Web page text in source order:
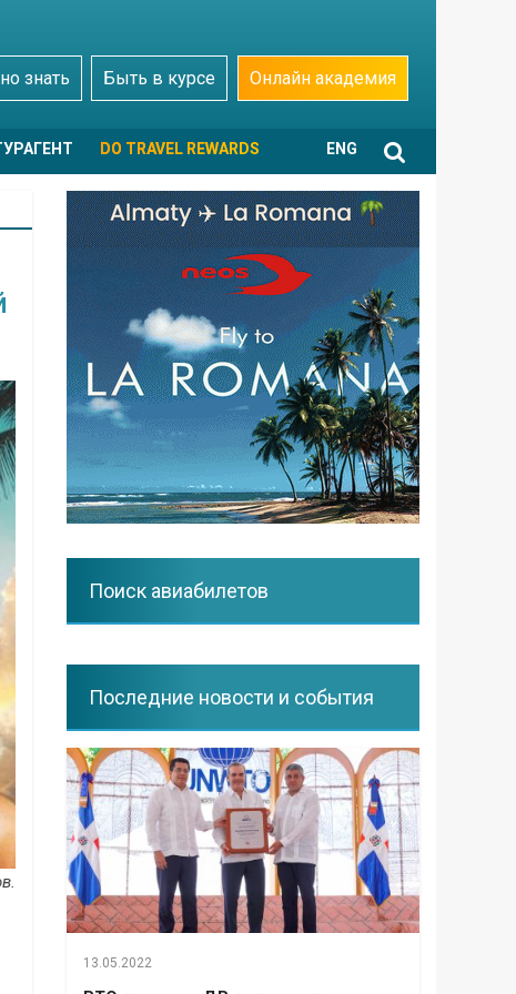
знать Быть в курсе Онлайн академия
DO TRAVEL REWARDS ENG
Поиск авиабилетов
Последние новости и события
13.05.2022